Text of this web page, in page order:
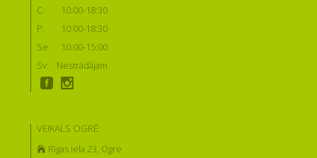
C:
10:00-18:30
P:
10:00-18:30
Se:
10:00-15:00
Sv:
Nestrādājam
VEIKALS OGRĒ:
Rīgas iela 23, Ogre